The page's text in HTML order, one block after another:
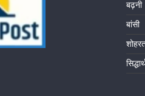
बढ़नी
बांसी